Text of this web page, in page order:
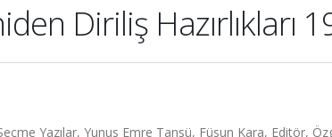
Diriliş Hazırlıkları
Yazılar, Yunus Emre Tansü, Füsun Kara, Editör,